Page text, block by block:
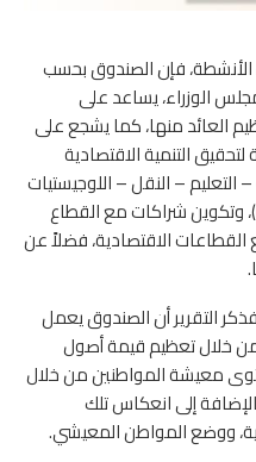
الأنشطة، فإن الصندوق بحسب
الوزراء، يساعد على
العائد منها، كما يشجع على
التنمية الاقتصادية
التعليم – النقل – اللوجيستيات
وتكوين شراكات مع القطاع
الاقتصادية، فضلاً عن
التقرير أن الصندوق يعمل
خلال تعظيم قيمة أصول
معيشة المواطنين من خلال
إلى انعكاس تلك
ووضع المواطن المعيشي.